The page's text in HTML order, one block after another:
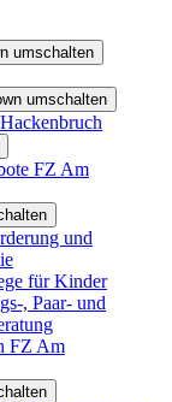
umschalten
umschalten
FZ Am
und
für Kinder
, Paar- und
FZ Am